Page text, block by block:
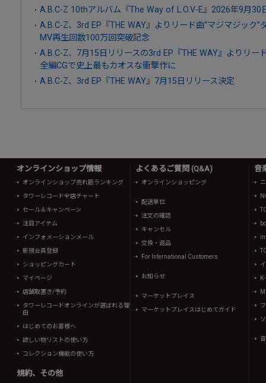
A.B.C-Z 10thアルバム『The Way of L.O.V-E』2026年9月30
A.B.C-Z、3rd EP『THE WAY』よりリード曲“マジマジック
MV再生回数100万回突破記念
A.B.C-Z、7月15日リリースの3rd EP『THE WAY』よりリー
全編CGで史上最もカオスな衝撃作に
A.B.C-Z、3rd EP『THE WAY』7月15日リリース決定
オンラインショップ情報
オンラインショップ売れ筋ランキング
タワーレコード全店チャート
セール＆キャンペーン
注目アイテム
インフォメーションメール
新規会員登録
ショッピングカート
マイページ
店舗取置き/予約
タワーレコードオンラインが選ばれる理
由
はじめてのお客様へ
欲しい物リストの使い方
コレクション機能の使い方
規約、その他
よくあるご質問 (Q&A)
オンラインショッピング
配送単位
注文の確認
キャンセル
交換・返品
For International Customers
お知らせ
マーケットプレイス
マーケットプレイスはじめてガイド
音